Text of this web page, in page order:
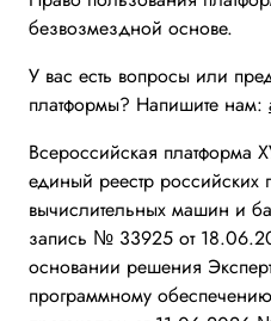
безвозмездной основе.
У вас есть вопросы или
платформы? Напишите нам:
Всероссийская
единый реестр российских
вычислительных машин и
запись № 33925 от
основании решения
программному